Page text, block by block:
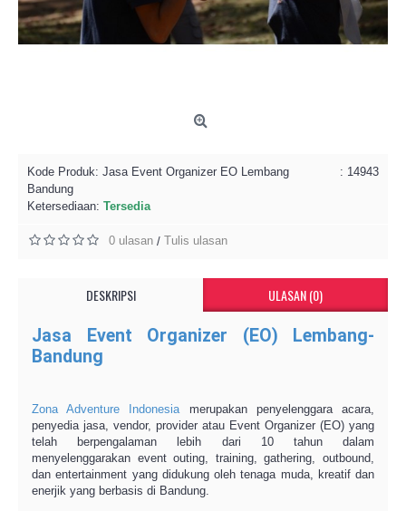
: 14943
Kode Produk: Jasa Event Organizer EO Lembang
Bandung
Ketersediaan: Tersedia
0 ulasan / Tulis ulasan
DESKRIPSI ULASAN (0)
Jasa Event Organizer (EO) Lembang-
Bandung
Zona Adventure Indonesiamerupakan penyelenggara acara,
penyedia jasa, vendor, provider atau Event Organizer (EO) yang
telah berpengalaman lebih dari 10 tahun dalam
menyelenggarakan event outing, training, gathering, outbound,
dan entertainment yang didukung oleh tenaga muda, kreatif dan
enerjik yang berbasis di Bandung.